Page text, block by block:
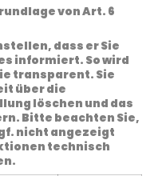
von Art. 6
dass er Sie
informiert. So wird
transparent. Sie
über die
löschen und das
Bitte beachten Sie,
nicht angezeigt
technisch